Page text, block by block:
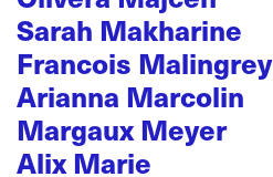
Sarah Makharine
Francois Malingrey
Arianna Marcolin
Margaux Meyer
Alix Marie